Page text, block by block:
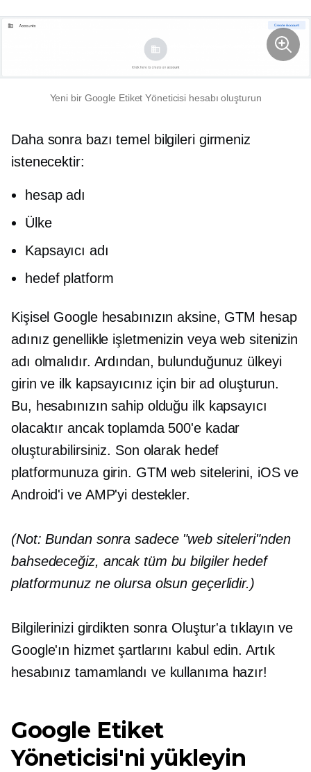
Yeni bir Google Etiket Yöneticisi hesabı oluşturun
Daha sonra bazı temel bilgileri girmeniz
istenecektir:
hesap adı
Ülke
Kapsayıcı adı
hedef platform
Kişisel Google hesabınızın aksine, GTM hesap
adınız genellikle işletmenizin veya web sitenizin
adı olmalıdır. Ardından, bulunduğunuz ülkeyi
girin ve ilk kapsayıcınız için bir ad oluşturun.
Bu, hesabınızın sahip olduğu ilk kapsayıcı
olacaktır ancak toplamda 500'e kadar
oluşturabilirsiniz. Son olarak hedef
platformunuza girin. GTM web sitelerini, iOS ve
Android'i ve AMP'yi destekler.
(Not: Bundan sonra sadece "web siteleri"nden
bahsedeceğiz, ancak tüm bu bilgiler hedef
platformunuz ne olursa olsun geçerlidir.)
Bilgilerinizi girdikten sonra Oluştur'a tıklayın ve
Google'ın hizmet şartlarını kabul edin. Artık
hesabınız tamamlandı ve kullanıma hazır!
Google Etiket
Yöneticisi'ni yükleyin